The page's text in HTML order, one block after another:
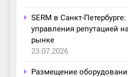
SERM в Санкт-
управления репутацией
рынке
23.07.2026
Размещение